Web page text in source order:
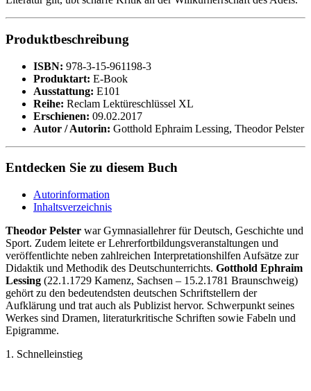
Produktbeschreibung
ISBN: 978-3-15-961198-3
Produktart: E-Book
Ausstattung: E101
Reihe: Reclam Lektüreschlüssel XL
Erschienen: 09.02.2017
Autor / Autorin: Gotthold Ephraim Lessing, Theodor Pelster
Entdecken Sie zu diesem Buch
Autorinformation
Inhaltsverzeichnis
Theodor Pelster war Gymnasiallehrer für Deutsch, Geschichte und
Sport. Zudem leitete er Lehrerfortbildungsveranstaltungen und
veröffentlichte neben zahlreichen Interpretationshilfen Aufsätze zur
Didaktik und Methodik des Deutschunterrichts. Gotthold Ephraim
Lessing (22.1.1729 Kamenz, Sachsen – 15.2.1781 Braunschweig)
gehört zu den bedeutendsten deutschen Schriftstellern der
Aufklärung und trat auch als Publizist hervor. Schwerpunkt seines
Werkes sind Dramen, literaturkritische Schriften sowie Fabeln und
Epigramme.
1. Schnelleinstieg